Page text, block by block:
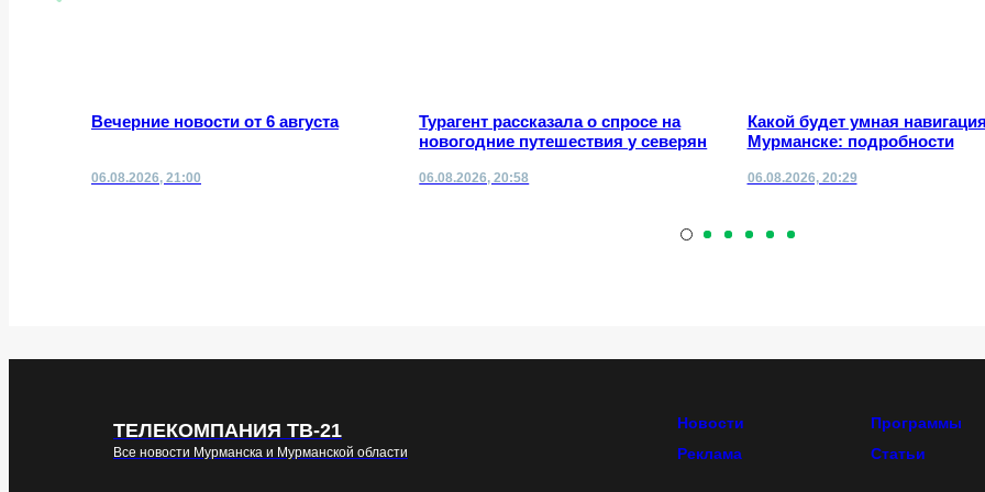
Вечерние новости от 6 августа
06.08.2026, 21:00
Турагент рассказала о спросе на
новогодние путешествия у северян
06.08.2026, 20:58
Какой будет умная
Мурманске: подробности
06.08.2026, 20:29
ТЕЛЕКОМПАНИЯ ТВ-21
Все новости Мурманска и Мурманской области
Новости Программы
Реклама
Статьи